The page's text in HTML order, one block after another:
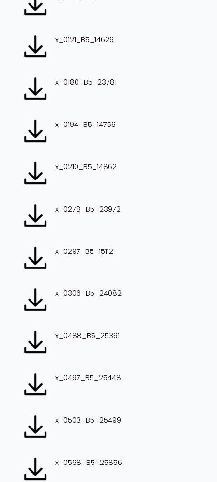
x_0121_B5_14626
x_0180_B5_23781
x_0194_B5_14756
x_0210_B5_14862
x_0278_B5_23972
x_0297_B5_15112
x_0306_B5_24082
x_0488_B5_25391
x_0497_B5_25448
x_0503_B5_25499
x_0568_B5_25856